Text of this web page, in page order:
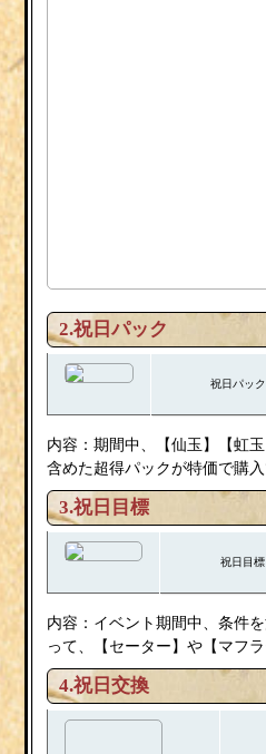
2.祝日パック
祝日パック
内容：期間中、【仙玉】【虹
含めた超得パックが特価で購入
3.祝日目標
祝日目標
内容：イベント期間中、条件
って、【セーター】や【マフ
4.祝日交換